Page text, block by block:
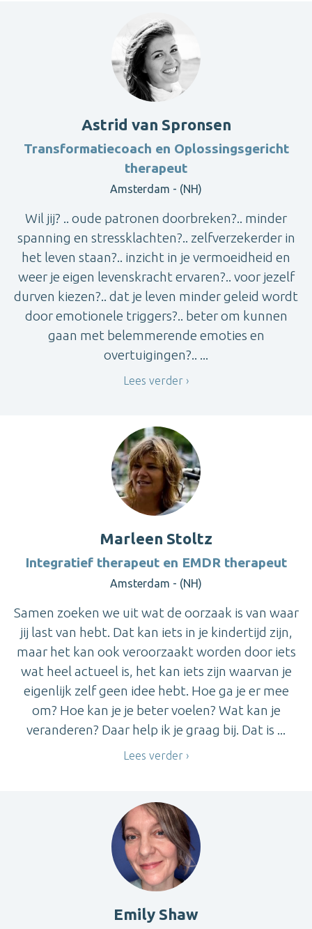
Astrid van Spronsen
Transformatiecoach en Oplossingsgericht
therapeut
Amsterdam - (NH)
Wil jij? .. oude patronen doorbreken?.. minder
spanning en stressklachten?.. zelfverzekerder in
het leven staan?.. inzicht in je vermoeidheid en
weer je eigen levenskracht ervaren?.. voor jezelf
durven kiezen?.. dat je leven minder geleid wordt
door emotionele triggers?.. beter om kunnen
gaan met belemmerende emoties en
overtuigingen?.. ...
Lees verder
Marleen Stoltz
Integratief therapeut en EMDR therapeut
Amsterdam - (NH)
Samen zoeken we uit wat de oorzaak is van waar
jij last van hebt. Dat kan iets in je kindertijd zijn,
maar het kan ook veroorzaakt worden door iets
wat heel actueel is, het kan iets zijn waarvan je
eigenlijk zelf geen idee hebt. Hoe ga je er mee
om? Hoe kan je je beter voelen? Wat kan je
veranderen? Daar help ik je graag bij. Dat is ...
Lees verder
Emily Shaw